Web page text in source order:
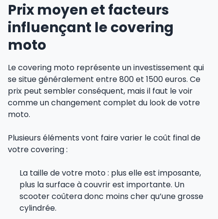
Prix moyen et facteurs
influençant le covering
moto
Le covering moto représente un investissement qui
se situe généralement entre 800 et 1500 euros. Ce
prix peut sembler conséquent, mais il faut le voir
comme un changement complet du look de votre
moto.
Plusieurs éléments vont faire varier le coût final de
votre covering :
La taille de votre moto : plus elle est imposante,
plus la surface à couvrir est importante. Un
scooter coûtera donc moins cher qu’une grosse
cylindrée.